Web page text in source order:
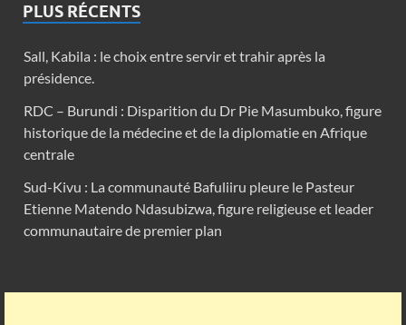
PLUS RÉCENTS
Sall, Kabila : le choix entre servir et trahir après la
présidence.
RDC – Burundi : Disparition du Dr Pie Masumbuko, figure
historique de la médecine et de la diplomatie en Afrique
centrale
Sud-Kivu : La communauté Bafuliiru pleure le Pasteur
Etienne Matendo Ndasubizwa, figure religieuse et leader
communautaire de premier plan